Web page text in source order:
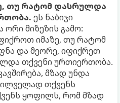
თუ რატომ დასრულდა
ეს ნაბიჯი
ორი მიზეზის გამო:
იმაზე, თუ რატომ
და მეორე, იფიქრეთ
თქვენი ურთიერთობა.
მზად უნდა
თქვენს
ყოფილს, რომ მზად